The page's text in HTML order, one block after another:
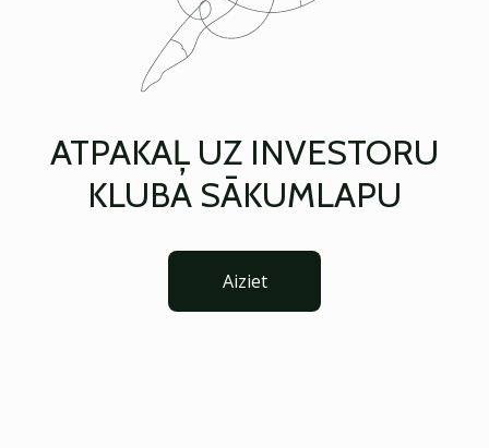
ATPAKAĻ UZ INVESTORU
KLUBA SĀKUMLAPU
Aiziet